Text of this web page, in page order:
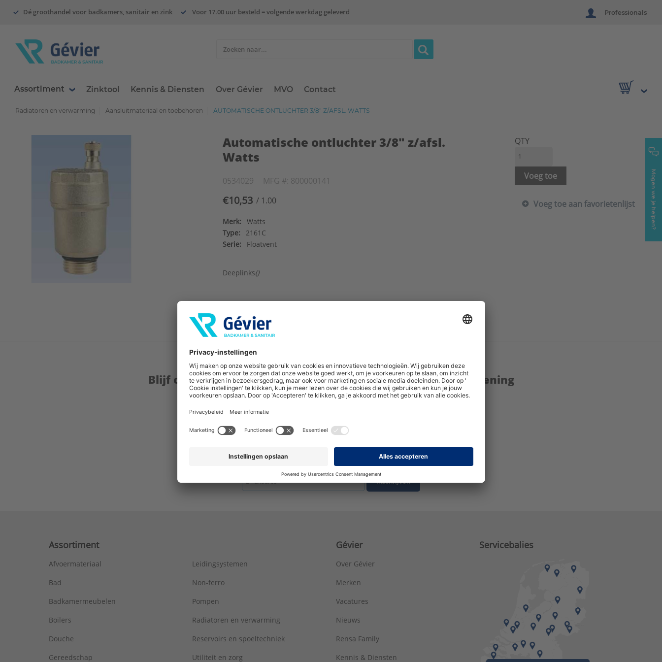
Dé groothandel voor badkamers, sanitair en zink Voor 17.00 uur besteld = volgende werkdag geleverd Professionals
Assortiment Zinktool Kennis & Diensten Over Gévier MVO Contact
Mogen we je helpen?
Radiatoren en verwarming Aansluitmateriaal en toebehoren AUTOMATISCHE ONTLUCHTER 3/8" Z/AFSL. WATTS
Automatische ontluchter 3/8" z/afsl.
Watts
0534029 MFG #: 800000141
€10,53 / 1.00
Merk:
Watts
Type:
2161C
Serie:
Floatvent
Deeplinks()
QTY
Voeg toe
Voeg toe aan favorietenlijst
Blijf op de hoogte van nieuwe producten en onze dienstverlening
Ons laatste nieuws ontvangen omtrent productnieuws, acties en andere interessante zaken?
Inschrijven
Assortiment
Afvoermateriaal
Bad
Badkamermeubelen
Boilers
Douche
Gereedschap
Leidingsystemen
Non-ferro
Pompen
Radiatoren en verwarming
Reservoirs en spoeltechniek
Utiliteit en zorg
Gévier
Over Gévier
Merken
Vacatures
Nieuws
Rensa Family
Kennis & Diensten
Servicebalies